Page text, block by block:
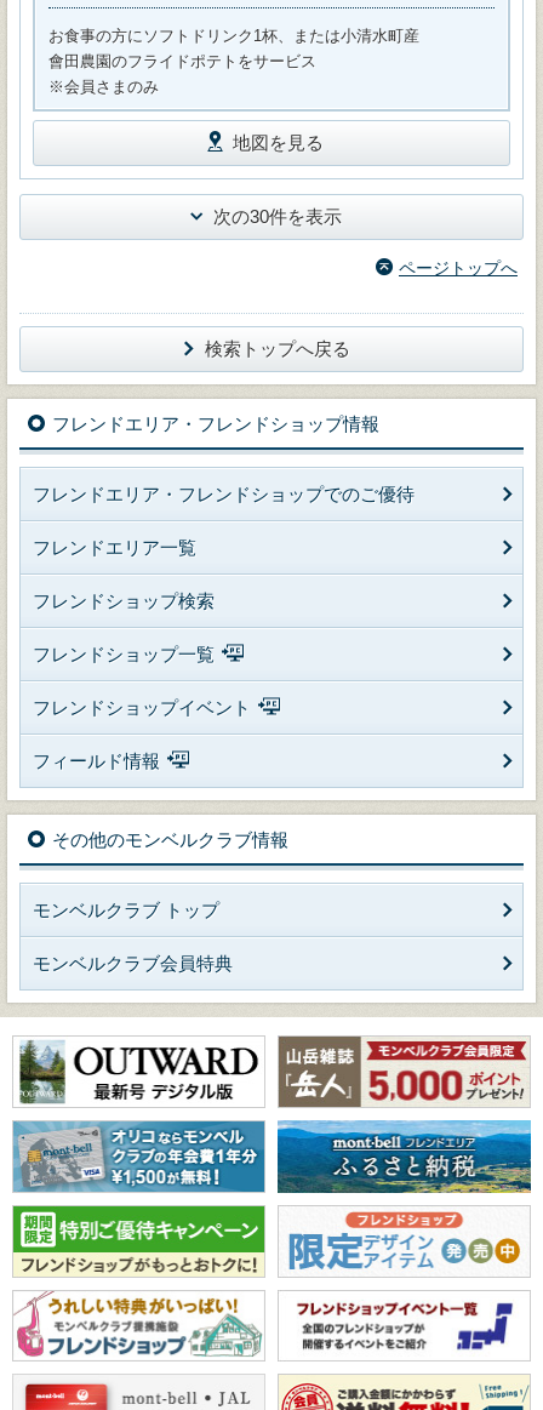
お食事の方にソフトドリンク1杯、または小清水町産
會田農園のフライドポテトをサービス
※会員さまのみ
地図を見る
次の30件を表示
ページトップへ
検索トップへ戻る
フレンドエリア・フレンドショップ情報
フレンドエリア・フレンドショップでのご優待
フレンドエリア一覧
フレンドショップ検索
フレンドショップ一覧
フレンドショップイベント
フィールド情報
その他のモンベルクラブ情報
モンベルクラブ トップ
モンベルクラブ会員特典